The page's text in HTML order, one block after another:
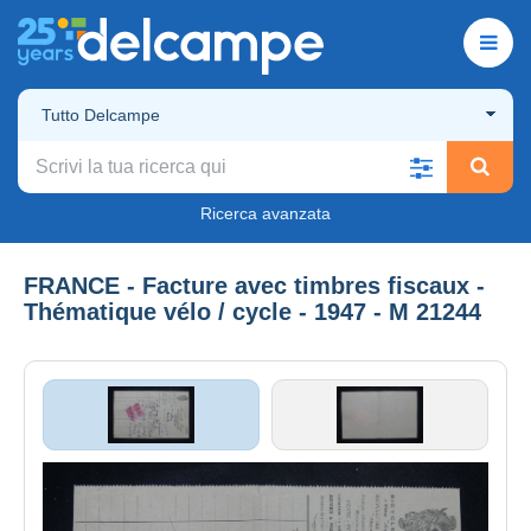
Tutto Delcampe
Ricerca avanzata
FRANCE - Facture avec timbres fiscaux -
Thématique vélo / cycle - 1947 - M 21244